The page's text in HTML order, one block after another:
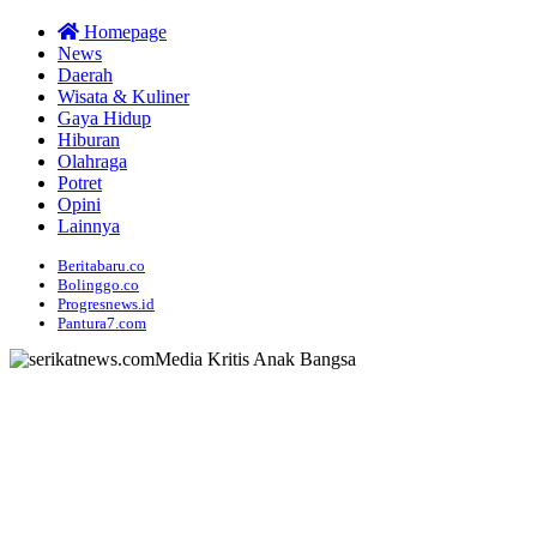
Homepage
News
Daerah
Wisata & Kuliner
Gaya Hidup
Hiburan
Olahraga
Potret
Opini
Lainnya
Beritabaru.co
Bolinggo.co
Progresnews.id
Pantura7.com